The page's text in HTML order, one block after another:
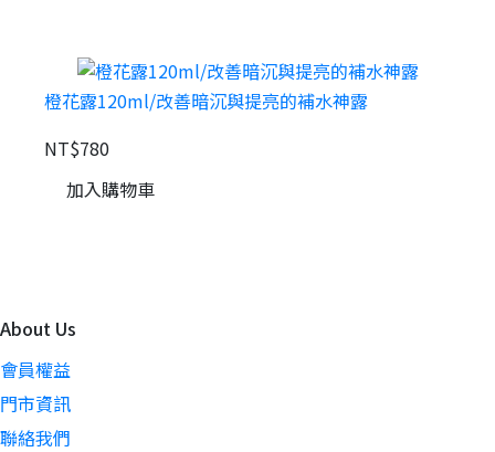
橙花露120ml/改善暗沉與提亮的補水神露
NT$780
加入購物車
About Us
會員權益
門市資訊
聯絡我們